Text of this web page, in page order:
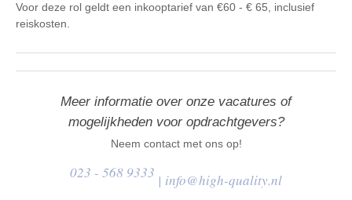
Voor deze rol geldt een inkooptarief van €60 - € 65, inclusief
reiskosten.
Meer informatie over onze vacatures of
mogelijkheden voor opdrachtgevers?
Neem contact met ons op!
023 - 568 9333 | info@high-quality.nl